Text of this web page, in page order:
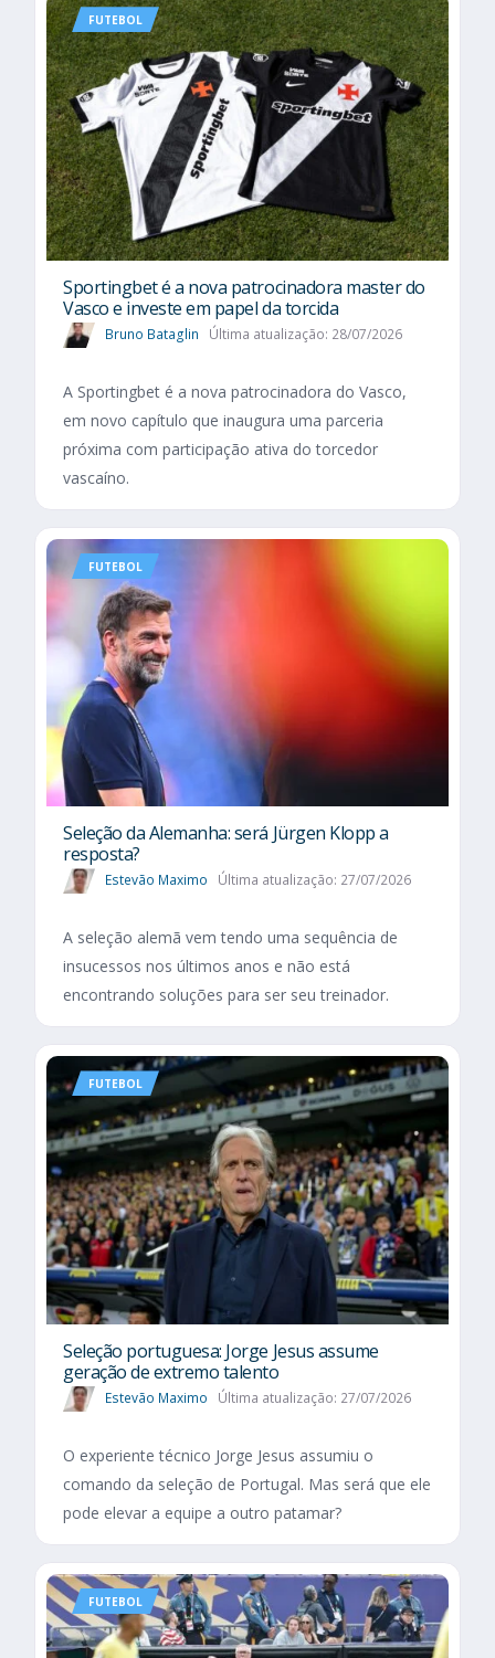
FUTEBOL
Sportingbet é a nova patrocinadora master do
Vasco e investe em papel da torcida
Bruno Bataglin Última atualização: 28/07/2026
A Sportingbet é a nova patrocinadora do Vasco,
em novo capítulo que inaugura uma parceria
próxima com participação ativa do torcedor
vascaíno.
FUTEBOL
Seleção da Alemanha: será Jürgen Klopp a
resposta?
Estevão Maximo Última atualização: 27/07/2026
A seleção alemã vem tendo uma sequência de
insucessos nos últimos anos e não está
encontrando soluções para ser seu treinador.
FUTEBOL
Seleção portuguesa: Jorge Jesus assume
geração de extremo talento
Estevão Maximo Última atualização: 27/07/2026
O experiente técnico Jorge Jesus assumiu o
comando da seleção de Portugal. Mas será que ele
pode elevar a equipe a outro patamar?
FUTEBOL